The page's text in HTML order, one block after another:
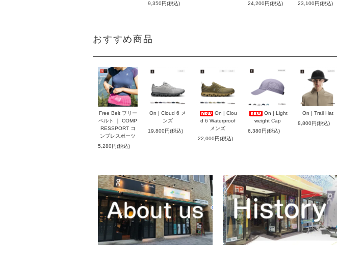
9,350円(税込)
24,200円(税込)
23,100円(税込)
おすすめ商品
Free Belt フリー
ベルト ｜ COMP
RESSPORT コ
ンプレスポーツ
5,280円(税込)
On | Cloud 6 メ
ンズ
19,800円(税込)
On | Clou
d 6 Waterproof
メンズ
22,000円(税込)
On | Light
weight Cap
6,380円(税込)
On | Trail Hat
8,800円(税込)